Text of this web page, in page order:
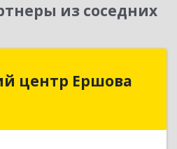
из соседних
центр Ершова
центр Ершова
обл, Нижний Тагил г,